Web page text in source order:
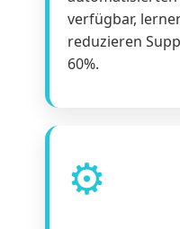
verfügbar,
reduzieren
60%.
⚙️